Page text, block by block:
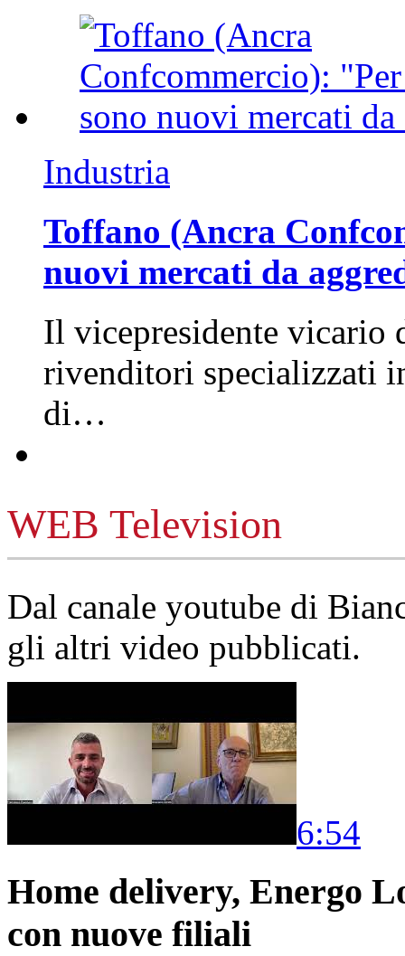
Industria
Toffano (Ancra
nuovi mercati da
Il vicepresidente vicario
rivenditori specializzati
di…
WEB Television
Dal canale youtube di
gli altri video pubblicati.
6:54
Home delivery, Energo
con nuove filiali